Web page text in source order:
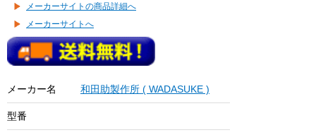
メーカーサイトの商品詳細へ
メーカーサイトへ
メーカー名 和田助製作所 ( WADASUKE )
型番